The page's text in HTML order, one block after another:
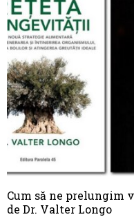
Cum să ne prelungim
de Dr. Valter Longo